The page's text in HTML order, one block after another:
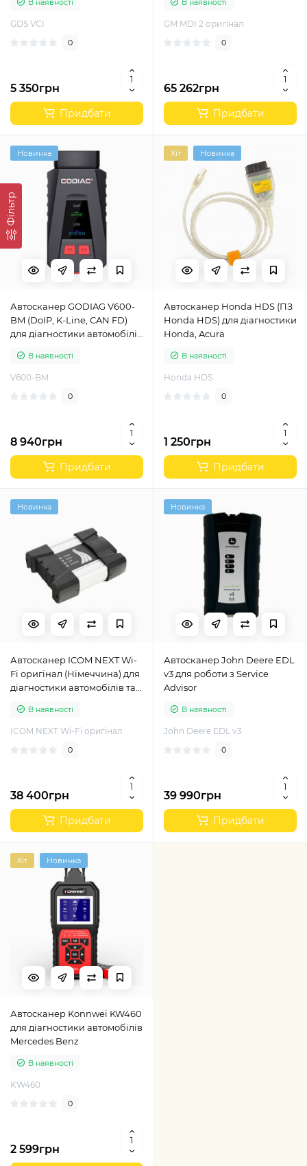
Фільтр
GDS VCI
0
5 350грн
Придбати
Buick
GM MDI 2 оригінал
0
65 262грн
Придбати
Новинка
Автосканер GODIAG V600-
BM (DoIP, K-Line, CAN FD)
для діагностики автомобілів
В наявності
V600-BM
0
8 940грн
Придбати
Хіт Новинка
Автосканер Honda HDS (ПЗ
Honda HDS) для діагностики
Honda, Acura
В наявності
Honda HDS
0
1 250грн
Придбати
Новинка
Автосканер ICOM NEXT Wi-
Fi оригінал (Німеччина) для
діагностики автомобілів та
В наявності
ICOM NEXT Wi-Fi оригінал
0
38 400грн
Придбати
Новинка
Автосканер John Deere EDL
v3 для роботи з Service
Advisor
В наявності
John Deere EDL v3
0
39 990грн
Придбати
Хіт Новинка
Автосканер Konnwei KW460
для діагностики автомобілів
Mercedes Benz
В наявності
KW460
0
2 599грн